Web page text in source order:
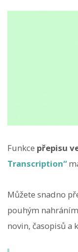
Funkce přepisu
Transcription“
Můžete snadno
pouhým
novin, časopisů a